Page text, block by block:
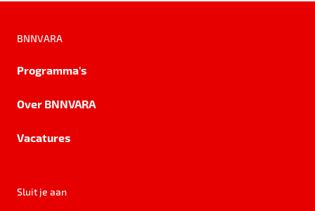
BNNVARA
Programma's
Over BNNVARA
Vacatures
Sluit je aan